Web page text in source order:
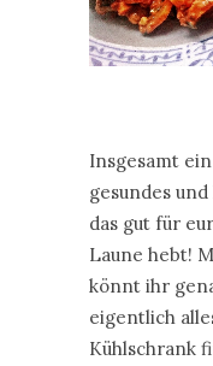
Insgesamt
gesundes
das gut für
Laune hebt!
könnt ihr
eigentlich
Kühlschrank